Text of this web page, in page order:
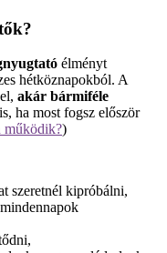
élményt
hétköznapokból. A
akár bármiféle
ha most fogsz először
működik?)
szeretnél kipróbálni,